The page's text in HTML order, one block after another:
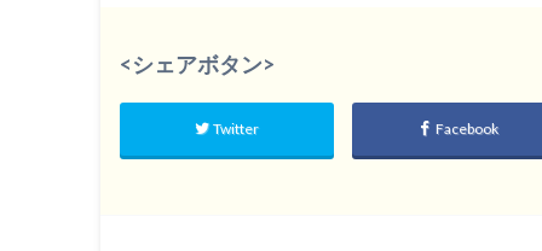
<シェアボタン>
Twitter Facebook